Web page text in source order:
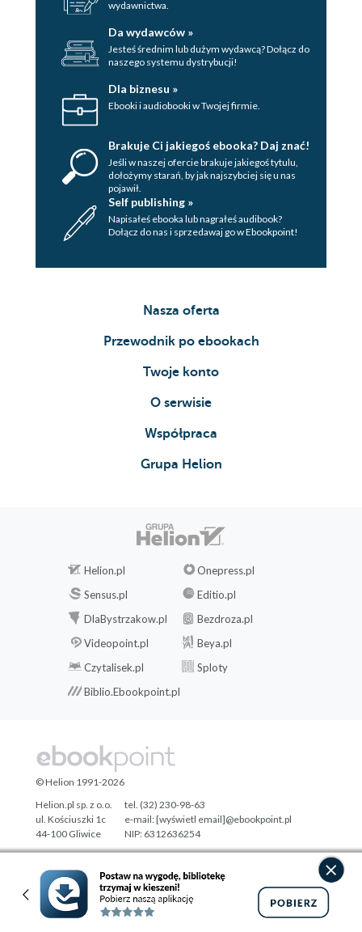
wydawnictwa.
Da wydawców »
Jesteś średnim lub dużym wydawcą? Dołącz do
naszego systemu dystrybucji!
Dla biznesu »
Ebooki i audiobooki w Twojej firmie.
Brakuje Ci jakiegoś ebooka? Daj znać!
Jeśli w naszej ofercie brakuje jakiegoś tytulu,
dołożymy starań, by jak najszybciej się u nas
pojawił.
Self publishing »
Napisałeś ebooka lub nagrałeś audibook?
Dołącz do nas i sprzedawaj go w Ebookpoint!
Nasza oferta
Przewodnik po ebookach
Twoje konto
O serwisie
Współpraca
Grupa Helion
Helion.pl
Onepress.pl
Sensus.pl
Editio.pl
DlaBystrzakow.pl
Bezdroza.pl
Videopoint.pl
Beya.pl
Czytalisek.pl
Sploty
Biblio.Ebookpoint.pl
Designed with ♥ byTonik.pl
© Helion 1991-2026
Helion.pl sp. z o.o.
ul. Kościuszki 1c
44-100 Gliwice
tel. (32) 230-98-63
e-mail:[wyświetl email]@ebookpoint.pl
NIP: 6312636254
Regon: 241989027
Pełna wersja strony »